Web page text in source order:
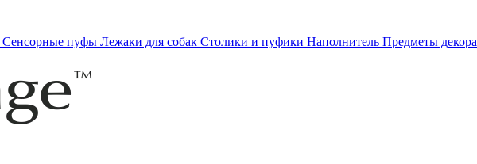
Сенсорные пуфы Лежаки для собак Столики и пуфики Наполнитель Предметы декора